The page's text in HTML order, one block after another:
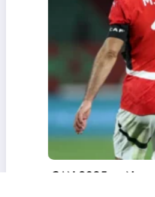
CAN 2025 : « Nous ne